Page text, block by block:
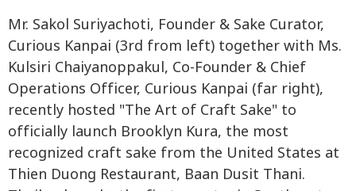
Mr. Sakol Suriyachoti, Founder & Sake Curator,
Curious Kanpai (3rd from left) together with Ms.
Kulsiri Chaiyanoppakul, Co-Founder & Chief
Operations Officer, Curious Kanpai (far right),
recently hosted "The Art of Craft Sake" to
officially launch Brooklyn Kura, the most
recognized craft sake from the United States at
Thien Duong Restaurant, Baan Dusit Thani.